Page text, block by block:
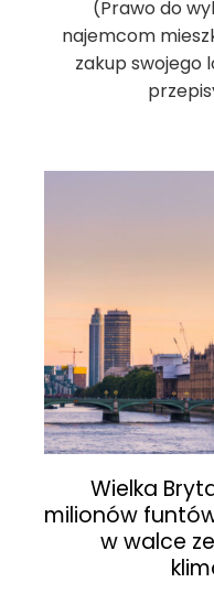
(Prawo do
najemcom
zakup swojego
Wielka
milionów
w walce